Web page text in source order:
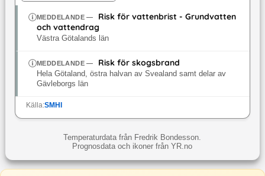
MEDDELANDE—
Risk för vattenbrist - Grundvatten
och vattendrag
Västra Götalands län
MEDDELANDE— Risk för skogsbrand
Hela Götaland, östra halvan av Svealand samt delar av
Gävleborgs län
Källa:SMHI
Temperaturdata från Fredrik Bondesson.
Prognosdata och ikoner från YR.no